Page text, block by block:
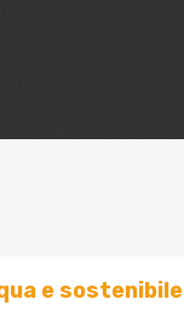
e sostenibile